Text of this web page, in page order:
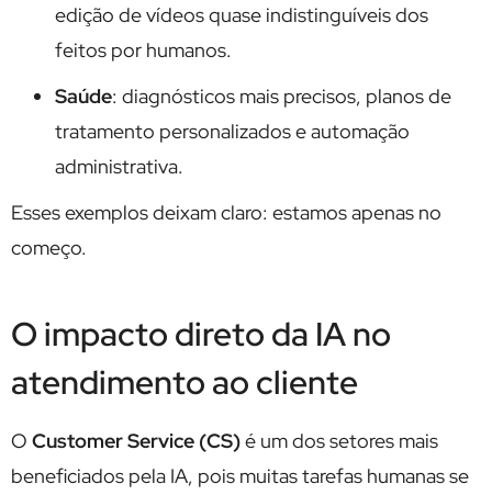
edição de vídeos quase indistinguíveis dos
feitos por humanos.
Saúde: diagnósticos mais precisos, planos de
tratamento personalizados e automação
administrativa.
Esses exemplos deixam claro: estamos apenas no
começo.
O impacto direto da IA no
atendimento ao cliente
O Customer Service (CS)é um dos setores mais
beneficiados pela IA, pois muitas tarefas humanas se